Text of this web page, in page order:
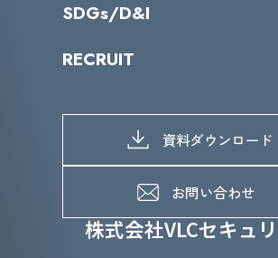
株式会社VLCセキュ
IRカレンダー
IRライブラリー
よくあるご質問
SDGs/D&I
当グループのマテリアリティ
SDGs推進体制
D&Iの取り組み
RECRUIT
募集職種一覧
メッセージ
メンバーインタビュー
資料ダウンロード
お問い合わせ